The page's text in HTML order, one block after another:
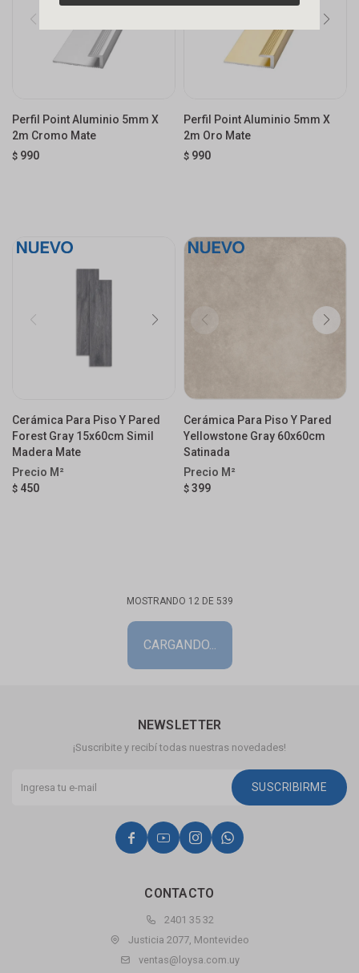
Perfil Point Aluminio 5mm X
2m Cromo Mate
$ 990
Perfil Point Aluminio 5mm X
2m Oro Mate
$ 990
Cerámica Para Piso Y Pared
Forest Gray 15x60cm Simil
Madera Mate
$ 450
Cerámica Para Piso Y Pared
Yellowstone Gray 60x60cm
Satinada
$ 399
MOSTRANDO 12 DE 539
CONTACTO
2401 35 32
Justicia 2077, Montevideo
ventas@loysa.com.uy
NEWSLETTER
¡Suscribite y recibí todas nuestras novedades!
SUSCRIBIRME
   